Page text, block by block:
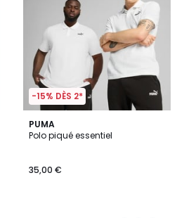
-15% DÈS 2*
PUMA
Polo piqué essentiel
35,00 €
2
Couleurs